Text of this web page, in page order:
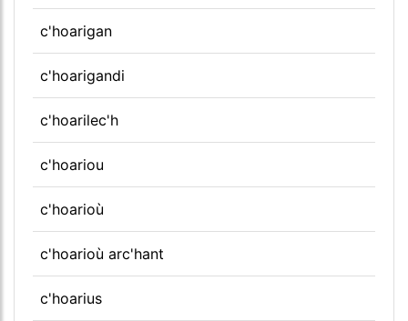
c'hoarigan
c'hoarigandi
c'hoarilec'h
c'hoariou
c'hoarioù
c'hoarioù arc'hant
c'hoarius